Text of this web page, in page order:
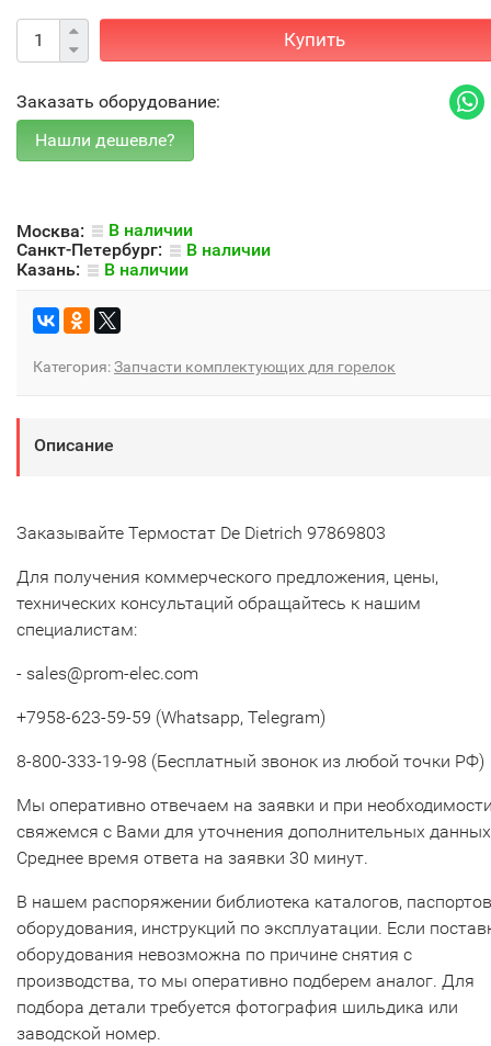
Купить
Заказать оборудование:
Москва:
В наличии
Санкт-Петербург:
В наличии
Казань:
В наличии
Категория:Запчасти комплектующих для горелок
Описание
Заказывайте Термостат De Dietrich 97869803
Для получения коммерческого предложения, цены,
технических консультаций обращайтесь к нашим
специалистам:
- sales@prom-elec.com
+7958-623-59-59 (Whatsapp, Telegram)
8-800-333-19-98 (Бесплатный звонок из любой точки РФ)
Мы оперативно отвечаем на заявки и при
свяжемся с Вами для уточнения дополнительных
Среднее время ответа на заявки 30 минут.
В нашем распоряжении библиотека каталогов, паспортов
оборудования, инструкций по эксплуатации. Если
оборудования невозможна по причине снятия с
производства, то мы оперативно подберем аналог. Для
подбора детали требуется фотография шильдика или
заводской номер.